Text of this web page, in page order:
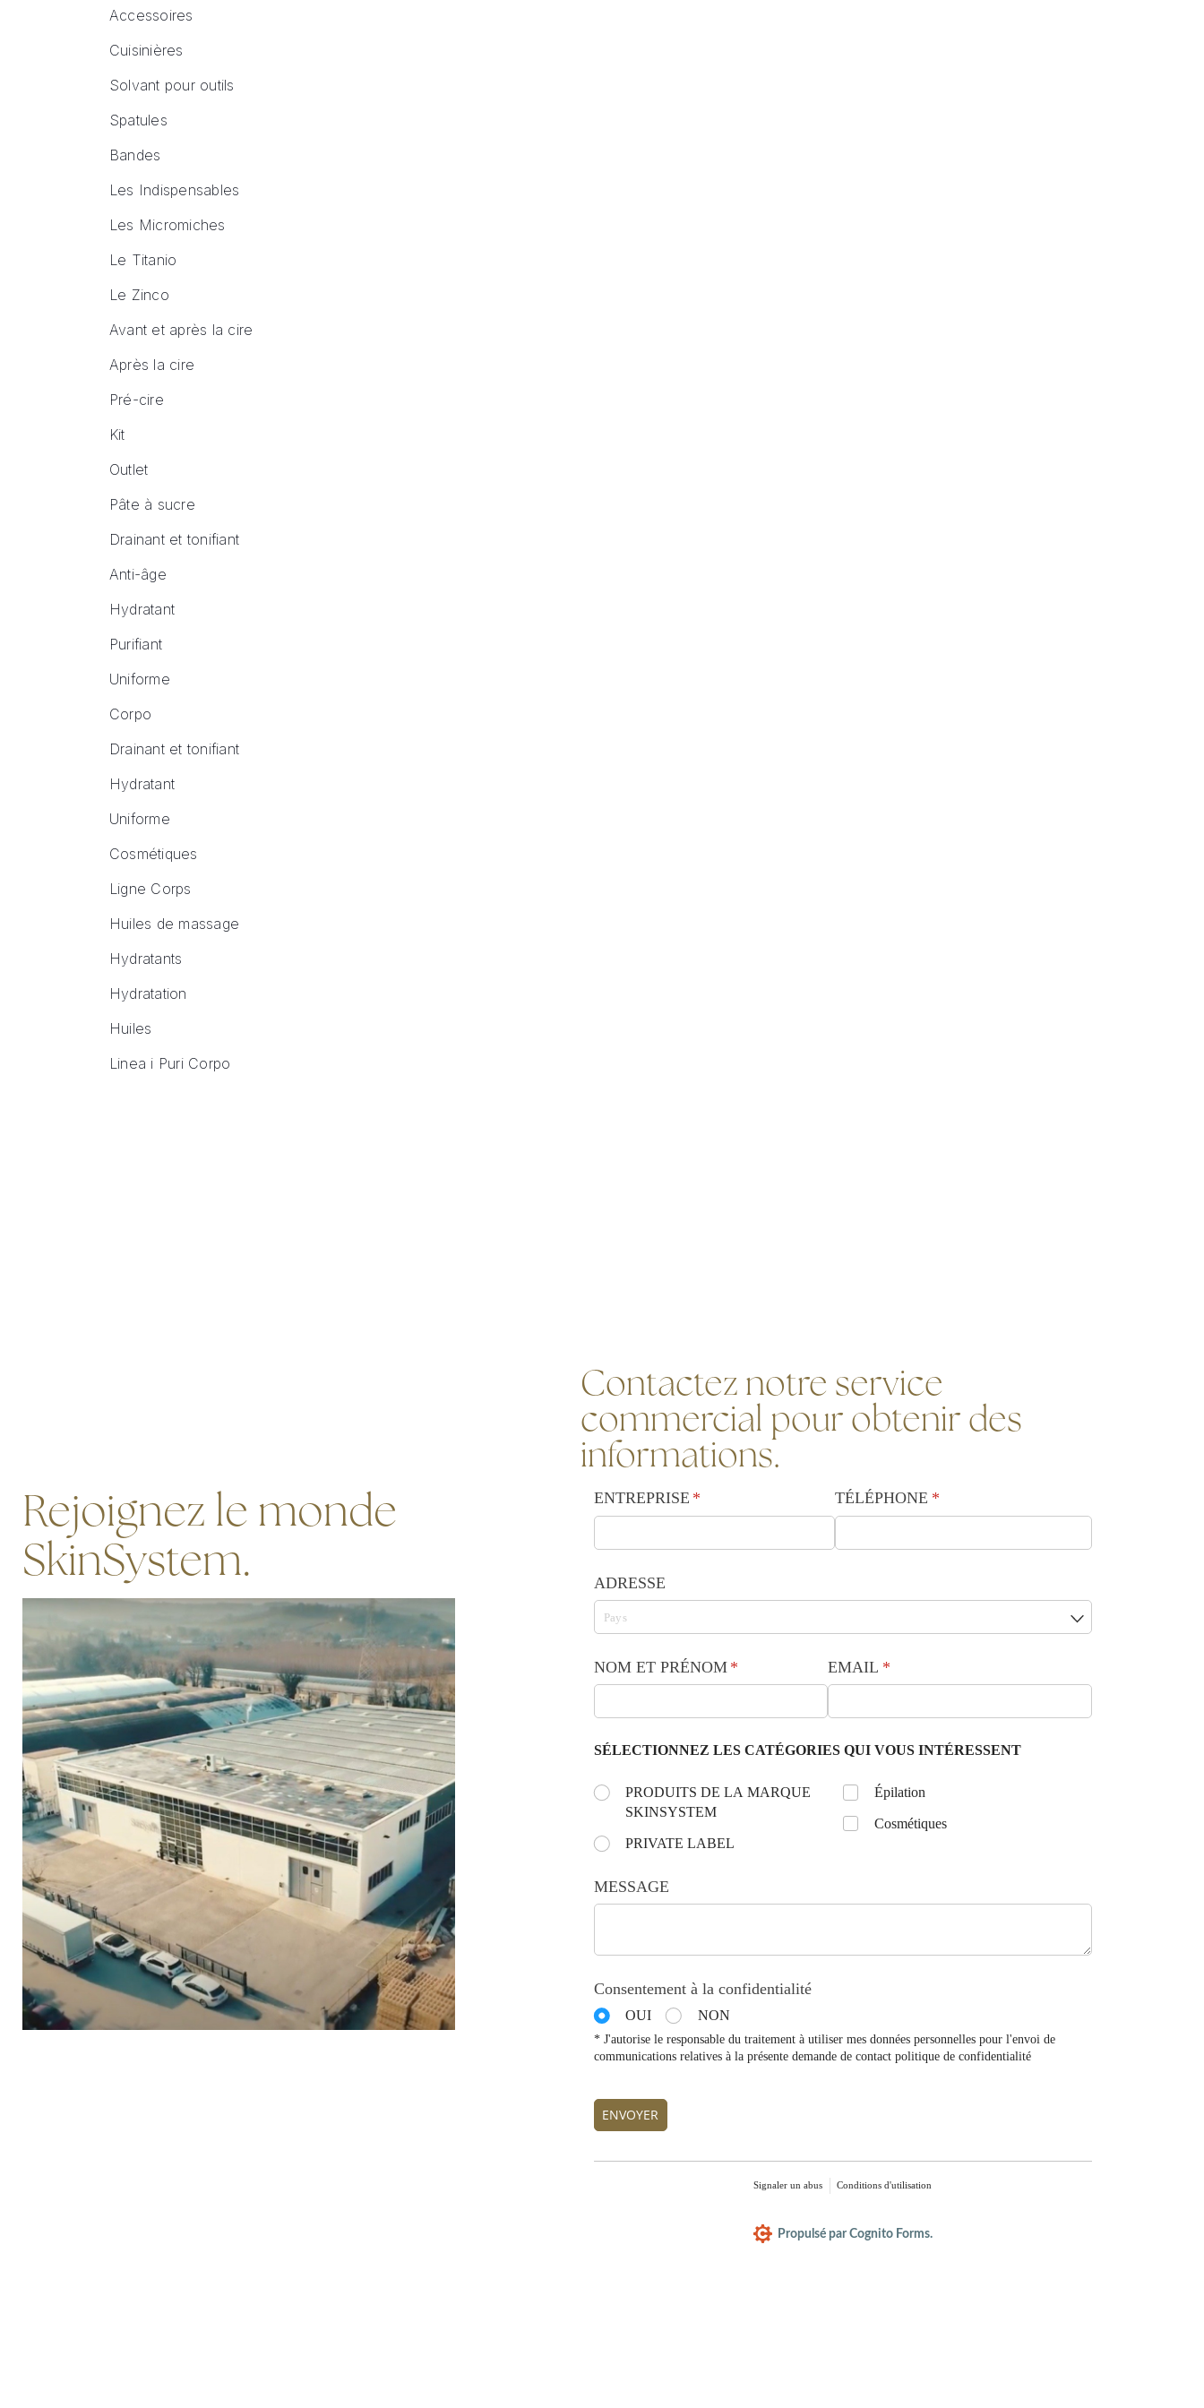
Accessoires
Cuisinières
Solvant pour outils
Spatules
Bandes
Les Indispensables
Les Micromiches
Le Titanio
Le Zinco
Avant et après la cire
Après la cire
Pré-cire
Kit
Outlet
Pâte à sucre
Drainant et tonifiant
Anti-âge
Hydratant
Purifiant
Uniforme
Corpo
Drainant et tonifiant
Hydratant
Uniforme
Cosmétiques
Ligne Corps
Huiles de massage
Hydratants
Hydratation
Huiles
Linea i Puri Corpo
Rejoignez le monde
SkinSystem.
Contactez notre service
commercial pour obtenir des
informations.
ENTREPRISE *
(requis) TÉLÉPHONE *
(requis)
ADRESSE
NOM ET PRÉNOM *
(requis) EMAIL *
(requis)
SÉLECTIONNEZ LES CATÉGORIES QUI VOUS INTÉRESSENT
Choose the day: *
(requis)
PRODUITS DE LA MARQUE
SKINSYSTEM
PRIVATE LABEL
UntitledÉpilation
Cosmétiques
MESSAGE
Consentement à la confidentialité
OUI NON
* J'autorise le responsable du traitement à utiliser mes données personnelles pour l'envoi de
communications relatives à la présente demande de contact politique de confidentialité
ENVOYER
Signaler un abus Conditions d'utilisation
Propulsé par Cognito Forms.